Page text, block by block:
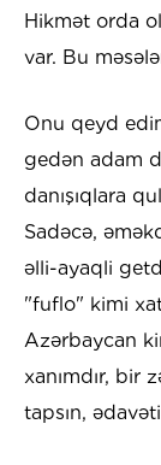
Hikmət orda
var. Bu
Onu qeyd
gedən adam
danışıqlara
Sadəcə,
əlli-ayaqli
"fuflo" kimi
Azərbaycan
xanımdır, bir
tapsın,